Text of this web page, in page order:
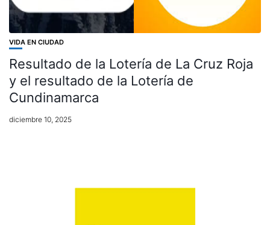
VIDA EN CIUDAD
Resultado de la Lotería de La Cruz Roja
y el resultado de la Lotería de
Cundinamarca
diciembre 10, 2025